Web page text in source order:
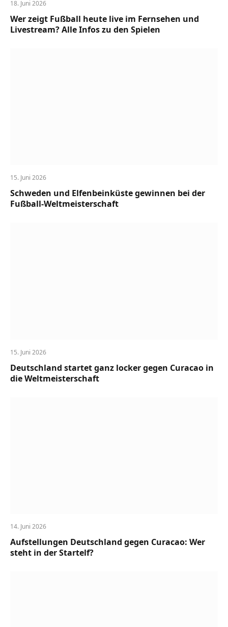
18. Juni 2026
Wer zeigt Fußball heute live im Fernsehen und
Livestream? Alle Infos zu den Spielen
15. Juni 2026
Schweden und Elfenbeinküste gewinnen bei der
Fußball-Weltmeisterschaft
15. Juni 2026
Deutschland startet ganz locker gegen Curacao in
die Weltmeisterschaft
14. Juni 2026
Aufstellungen Deutschland gegen Curacao: Wer
steht in der Startelf?